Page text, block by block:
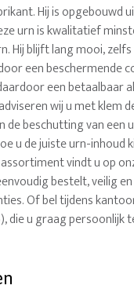
Hij is opgebouwd
urn is kwalitatief
Hij blijft lang mooi,
een beschermende
een betaalbaar
wij u met klem
de beschutting van een
u de juiste urn-inhoud
vindt u op
bestelt, veilig
Of bel tijdens
u graag persoonlijk